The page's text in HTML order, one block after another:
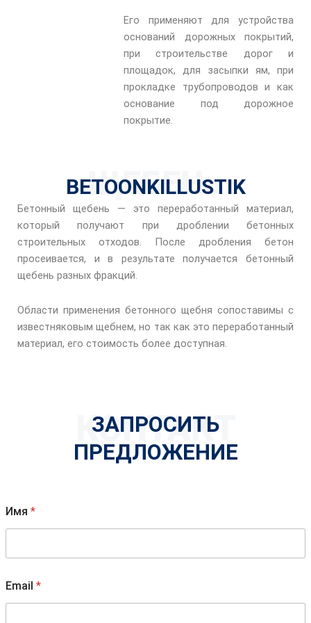
Его применяют для устройства
оснований дорожных покрытий,
при строительстве дорог и
площадок, для засыпки ям, при
прокладке трубопроводов и как
основание под дорожное
покрытие.
ЩЕБЕНь
BETOONKILLUSTIK
Бетонный щебень — это переработанный материал,
который получают при дроблении бетонных
строительных отходов. После дробления бетон
просеивается, и в результате получается бетонный
щебень разных фракций.
Области применения бетонного щебня сопоставимы с
известняковым щебнем, но так как это переработанный
материал, его стоимость более доступная.
КОНТАКТ
ЗАПРОСИТЬ
ПРЕДЛОЖЕНИЕ
Имя *
Email *